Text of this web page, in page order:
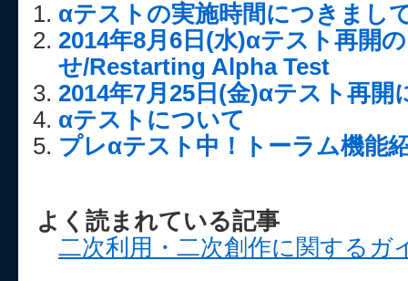
αテストの実施時間につきまし
2014年8月6日(水)αテスト再開
せ/Restarting Alpha Test
2014年7月25日(金)αテスト再開
αテストについて
プレαテスト中！トーラム機能
よく読まれている記事
二次利用・二次創作に関するガ